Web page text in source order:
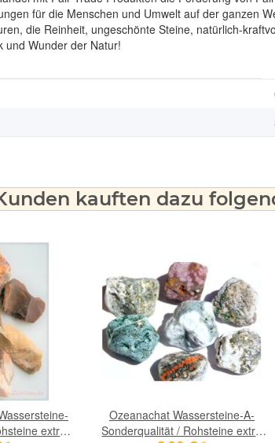
für die Menschen und Umwelt auf der ganzen
die Reinheit, ungeschönte Steine, natürlich-
und Wunder der Natur!
kauften dazu
extra
Ozeanachat Wassersteine-A-
Sonderqualität / Rohsteine extra